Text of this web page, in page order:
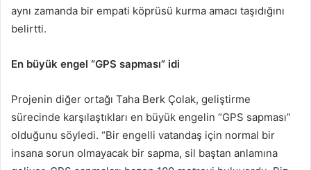
aynı zamanda bir empati köprüsü kurma amacı taşıdığını
belirtti.
En büyük engel “GPS sapması” idi
Projenin diğer ortağı Taha Berk Çolak, geliştirme
sürecinde karşılaştıkları en büyük engelin “GPS sapması”
olduğunu söyledi. “Bir engelli vatandaş için normal bir
insana sorun olmayacak bir sapma, sil baştan anlamına